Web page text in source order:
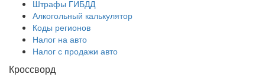
Штрафы ГИБДД
Алкогольный калькулятор
Коды регионов
Налог на авто
Налог с продажи авто
Кроссворд